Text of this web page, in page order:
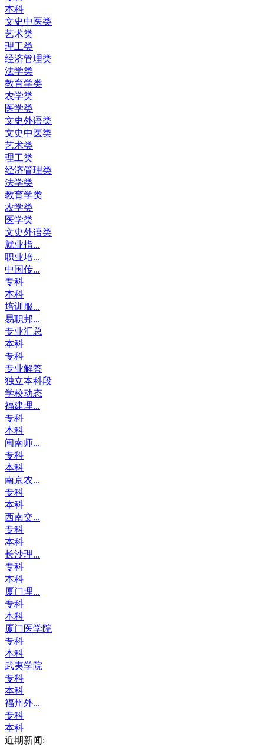
本科
文史中医类
艺术类
理工类
经济管理类
法学类
教育学类
农学类
医学类
文史外语类
文史中医类
艺术类
理工类
经济管理类
法学类
教育学类
农学类
医学类
文史外语类
就业指...
职业培...
中国传...
专科
本科
培训服...
易职邦...
专业汇总
本科
专科
专业解答
独立本科段
学校动态
福建理...
专科
本科
闽南师...
专科
本科
南京农...
专科
本科
西南交...
专科
本科
长沙理...
专科
本科
厦门理...
专科
本科
厦门医学院
专科
本科
武夷学院
专科
本科
福州外...
专科
本科
近期新闻: